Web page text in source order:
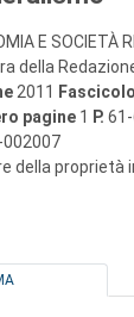
E SOCIETÀ
della
2011 Fascicolo
pagine 1 P. 61-
002007
della